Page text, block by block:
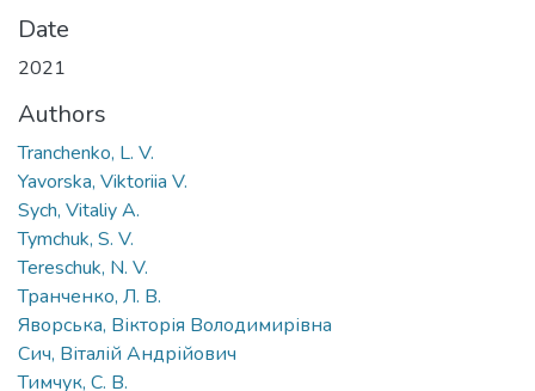
Date
2021
Authors
Tranchenko, L. V.
Yavorska, Viktoriia V.
Sych, Vitaliy A.
Tymchuk, S. V.
Tereschuk, N. V.
Транченко, Л. В.
Яворська, Вікторія Володимирівна
Сич, Віталій Андрійович
Тимчук, С. В.